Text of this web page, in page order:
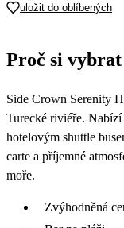
uložit do oblíbených
Proč si
Side Crown Serenity
Turecké riviéře.
hotelovým shuttle
carte a příjemné
moře.
Zvýhodněná